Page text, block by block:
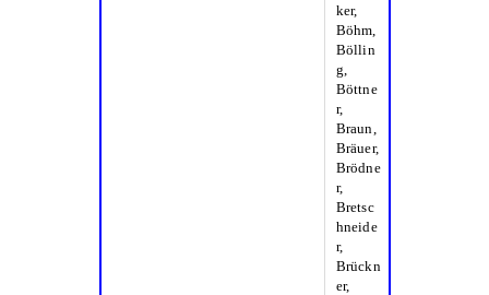
ker,
Böhm,
Böllin
g,
Böttne
r,
Braun,
Bräuer,
Brödne
r,
Bretsc
hneide
r,
Brückn
er,